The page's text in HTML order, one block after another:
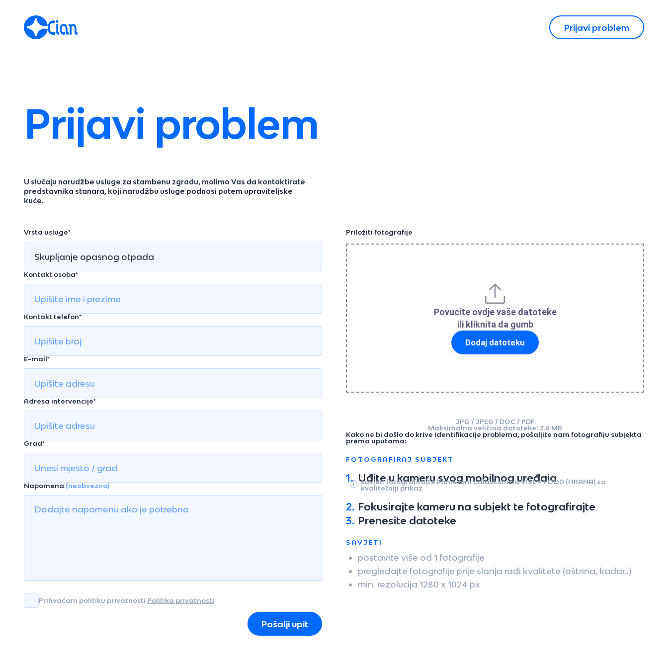
Prijavi problem
Prijavi problem
U slučaju narudžbe usluge za stambenu zgradu, molimo Vas da kontaktirate
predstavnika stanara, koji narudžbu usluge podnosi putem upraviteljske
kuće.
Vrsta usluge*
Kontakt osoba*
Kontakt telefon*
E-mail*
Adresa intervencije*
Grad*
Napomena (neobvezno)
Prihvaćam politiku privatnosti Politika privatnosti
Pošalji upit
Priložiti fotografije
Povucite ovdje vaše datoteke
ili kliknita da gumb
Dodaj datoteku
JPG / JPEG / DOC / PDF
Maksimalna veličina datoteke: 2.0 MB
Kako ne bi došlo do krive identifikacije problema, pošaljite nam fotografiju subjekta
prema uputama:
FOTOGRAFIRAJ SUBJEKT
1. Uđite u kameru svog mobilnog uređaja
savjet: fotografirajte kamerom odlaskom na VIŠE > FOOD (HRANA) za
kvalitetniji prikaz
2. Fokusirajte kameru na subjekt te fotografirajte
3. Prenesite datoteke
SAVJETI
postavite više od 1 fotografije
pregledajte fotografije prije slanja radi kvalitete (oštrina, kadar..)
min. rezolucija 1280 x 1024 px